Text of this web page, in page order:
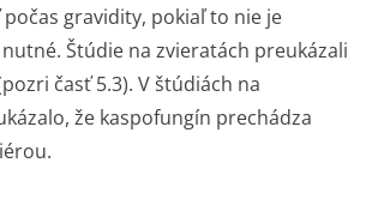
gravidity, pokiaľ to nie je
Štúdie na zvieratách preukázali
časť 5.3). V štúdiách na
že kaspofungín prechádza